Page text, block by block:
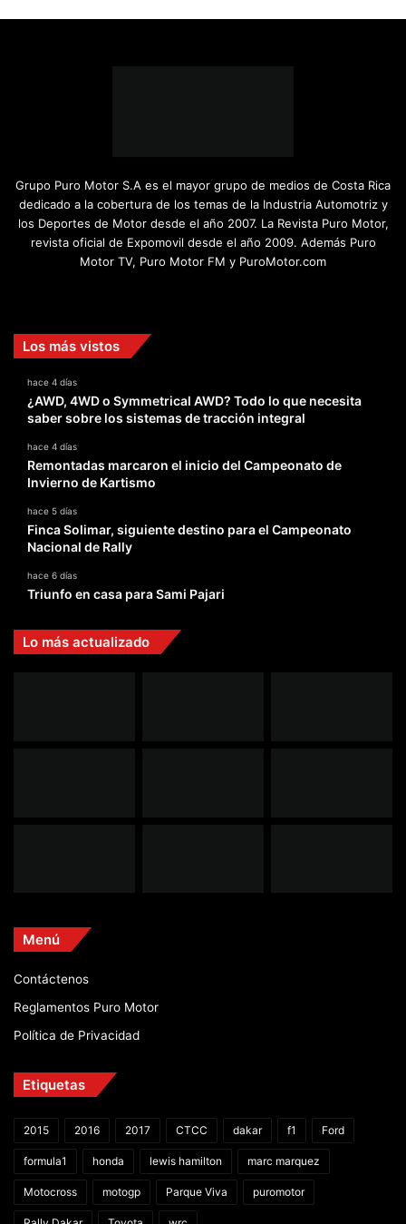
Grupo Puro Motor S.A es el mayor grupo de medios de Costa Rica
dedicado a la cobertura de los temas de la Industria Automotriz y
los Deportes de Motor desde el año 2007. La Revista Puro Motor,
revista oficial de Expomovil desde el año 2009. Además Puro
Motor TV, Puro Motor FM y PuroMotor.com
Los más vistos
hace 4 días
¿AWD, 4WD o Symmetrical AWD? Todo lo que necesita
saber sobre los sistemas de tracción integral
hace 4 días
Remontadas marcaron el inicio del Campeonato de
Invierno de Kartismo
hace 5 días
Finca Solimar, siguiente destino para el Campeonato
Nacional de Rally
hace 6 días
Triunfo en casa para Sami Pajari
Lo más actualizado
Menú
Contáctenos
Reglamentos Puro Motor
Política de Privacidad
Etiquetas
2015 2016 2017 CTCC dakar f1 Ford
formula1 honda lewis hamilton marc marquez
Motocross motogp Parque Viva puromotor